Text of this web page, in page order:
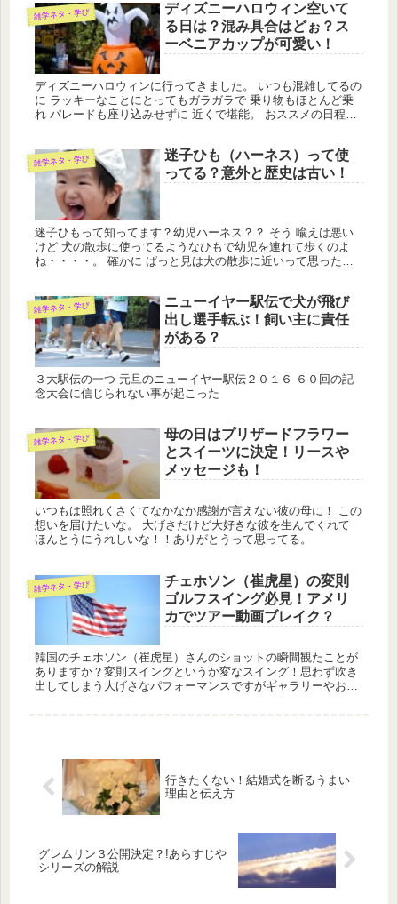
雑学ネタ・学び
ディズニーハロウィン空いて
る日は？混み具合はどぉ？ス
ーベニアカップが可愛い！
ディズニーハロウィンに行ってきました。 いつも混雑してるの
に ラッキーなことにとってもガラガラで 乗り物もほとんど乗
れ パレードも座り込みせずに 近くで堪能。 おススメの日程が
雑学ネタ・学び
迷子ひも（ハーネス）って使
ってる？意外と歴史は古い！
迷子ひもって知ってます？幼児ハーネス？？ そう 喩えは悪い
けど 犬の散歩に使ってるようなひもで幼児を連れて歩くのよ
ね・・・・。 確かに ぱっと見は犬の散歩に近いって思ったけ
雑学ネタ・学び
ニューイヤー駅伝で犬が飛び
出し選手転ぶ！飼い主に責任
がある？
３大駅伝の一つ 元旦のニューイヤー駅伝２０１６ ６０回の記
念大会に信じられない事が起こった
雑学ネタ・学び
母の日はプリザードフラワー
とスイーツに決定！リースや
メッセージも！
いつもは照れくさくてなかなか感謝が言えない彼の母に！ この
想いを届けたいな。 大げさだけど大好きな彼を生んでくれて
ほんとうにうれしいな！！ありがとうって思ってる。
雑学ネタ・学び
チェホソン（崔虎星）の変則
ゴルフスイング必見！アメリ
カでツアー動画ブレイク？
韓国のチェホソン（崔虎星）さんのショットの瞬間観たことが
ありますか？変則スイングというか変なスイング！思わず吹き
出してしまう大げさなパフォーマンスですがギャラリーやお茶
行きたくない！結婚式を断るうまい
理由と伝え方
グレムリン３公開決定？!あらすじや
シリーズの解説